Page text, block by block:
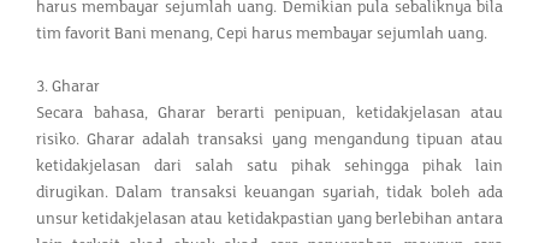
harus membayar sejumlah uang. Demikian pula sebaliknya bila
tim favorit Bani menang, Cepi harus membayar sejumlah uang.
3. Gharar
Secara bahasa, Gharar berarti penipuan, ketidakjelasan atau
risiko. Gharar adalah transaksi yang mengandung tipuan atau
ketidakjelasan dari salah satu pihak sehingga pihak lain
dirugikan. Dalam transaksi keuangan syariah, tidak boleh ada
unsur ketidakjelasan atau ketidakpastian yang berlebihan antara